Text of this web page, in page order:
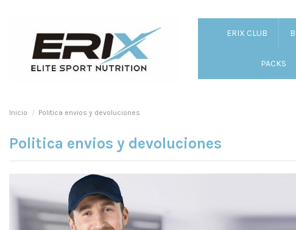
ERIX CLUB
PACKS
Inicio Politica envios y devoluciones
Politica envios y devoluciones